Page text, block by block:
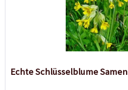
Echte Schlüsselblume Samen